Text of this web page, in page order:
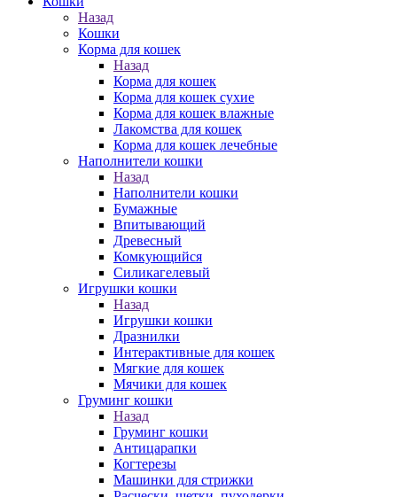
Назад
Кошки
Корма для кошек
Назад
Корма для кошек
Корма для кошек сухие
Корма для кошек влажные
Лакомства для кошек
Корма для кошек лечебные
Наполнители кошки
Назад
Наполнители кошки
Бумажные
Впитывающий
Древесный
Комкующийся
Силикагелевый
Игрушки кошки
Назад
Игрушки кошки
Дразнилки
Интерактивные для кошек
Мягкие для кошек
Мячики для кошек
Груминг кошки
Назад
Груминг кошки
Антицарапки
Когтерезы
Машинки для стрижки